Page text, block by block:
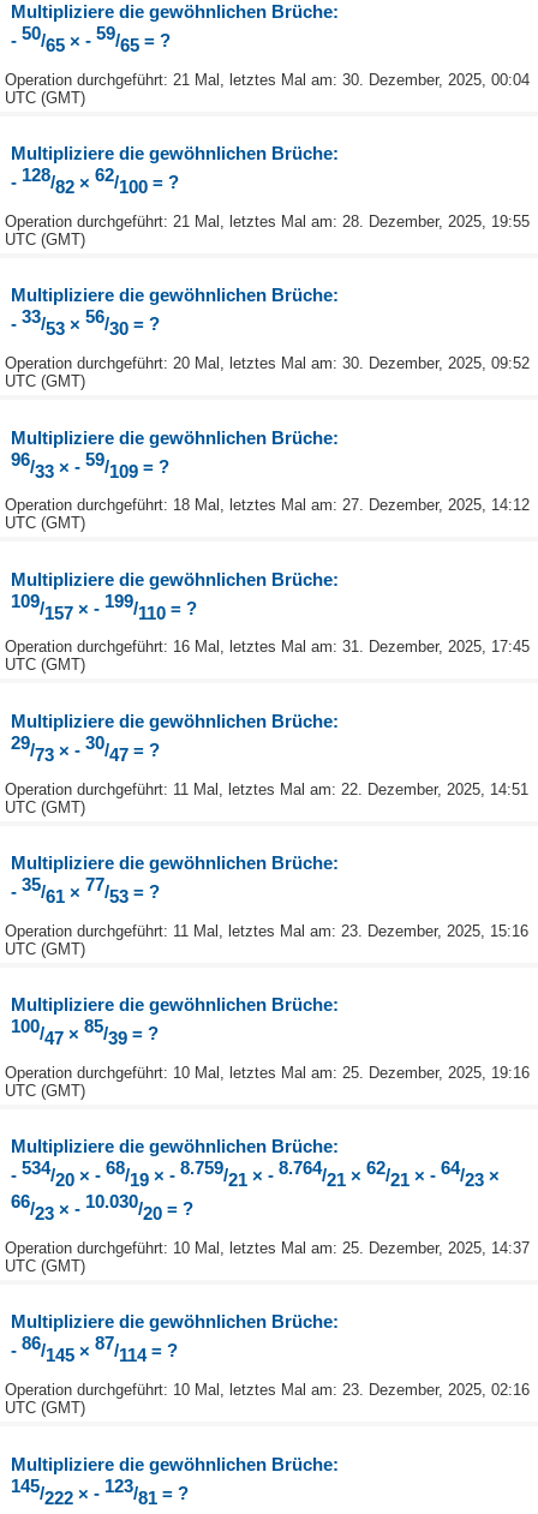
Multipliziere die gewöhnlichen Brüche:
- 50/65× - 59/65= ?
Operation durchgeführt: 21 Mal, letztes Mal am: 30. Dezember, 2025, 00:04
UTC (GMT)
Multipliziere die gewöhnlichen Brüche:
- 128/82× 62/100= ?
Operation durchgeführt: 21 Mal, letztes Mal am: 28. Dezember, 2025, 19:55
UTC (GMT)
Multipliziere die gewöhnlichen Brüche:
- 33/53× 56/30= ?
Operation durchgeführt: 20 Mal, letztes Mal am: 30. Dezember, 2025, 09:52
UTC (GMT)
Multipliziere die gewöhnlichen Brüche:
96/33× - 59/109= ?
Operation durchgeführt: 18 Mal, letztes Mal am: 27. Dezember, 2025, 14:12
UTC (GMT)
Multipliziere die gewöhnlichen Brüche:
109/157× - 199/110= ?
Operation durchgeführt: 16 Mal, letztes Mal am: 31. Dezember, 2025, 17:45
UTC (GMT)
Multipliziere die gewöhnlichen Brüche:
29/73× - 30/47= ?
Operation durchgeführt: 11 Mal, letztes Mal am: 22. Dezember, 2025, 14:51
UTC (GMT)
Multipliziere die gewöhnlichen Brüche:
- 35/61 × 77/53= ?
Operation durchgeführt: 11 Mal, letztes Mal am: 23. Dezember, 2025, 15:16
UTC (GMT)
Multipliziere die gewöhnlichen Brüche:
100/47× 85/39= ?
Operation durchgeführt: 10 Mal, letztes Mal am: 25. Dezember, 2025, 19:16
UTC (GMT)
Multipliziere die gewöhnlichen Brüche:
- 534/20× - 68/19× - 8.759/21 × - 8.764/21 × 62/21 × - 64/23×
66/23× - 10.030/20= ?
Operation durchgeführt: 10 Mal, letztes Mal am: 25. Dezember, 2025, 14:37
UTC (GMT)
Multipliziere die gewöhnlichen Brüche:
- 86/145× 87/114 = ?
Operation durchgeführt: 10 Mal, letztes Mal am: 23. Dezember, 2025, 02:16
UTC (GMT)
Multipliziere die gewöhnlichen Brüche:
145/222× - 123/81 = ?